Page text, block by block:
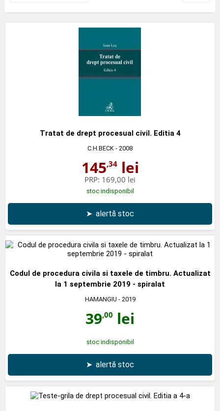
Tratat de drept procesual civil. Editia 4
C.H.BECK - 2008
145,34lei
PRP: 169,00 lei
stoc indisponibil
➤ alertă stoc
Codul de procedura civila si taxele de timbru. Actualizat
la 1 septembrie 2019 - spiralat
HAMANGIU - 2019
39,00 lei
stoc indisponibil
➤ alertă stoc